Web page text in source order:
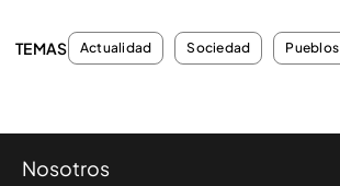
TEMAS Actualidad Sociedad Pueblos
Nosotros